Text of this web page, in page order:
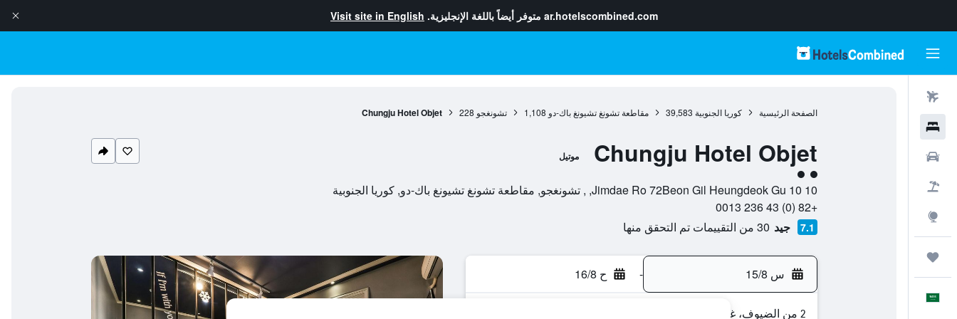
ar.hotelscombined.com متوفر أيضاً باللغة الإنجليزية. Visit site in English
الصفحة الرئيسية كوريا الجنوبية 39,583 مقاطعة تشونغ تشيونغ باك-دو 1,108 تشونغجو 228
Chungju Hotel Objet
Chungju Hotel Objet موتيل
تقييم فئة 2
10 10 Jimdae Ro 72Beon Gil Heungdeok Gu, , تشونغجو, مقاطعة تشونغ تشيونغ باك-دو, كوريا الجنوبية
+82 (0) 43 236 0013
7.1 جيد 30 من التقييمات تم التحقق منها
س 15/8 - ح 16/8
2 من الضيوف، غرفة واحدة